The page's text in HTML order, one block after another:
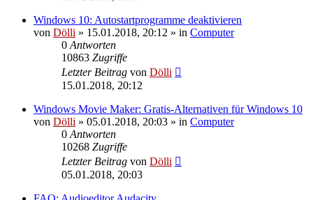
Windows 10: Autostartprogramme deaktivieren
von Dölli » 15.01.2018, 20:12 » in Computer
0 Antworten
10863 Zugriffe
Letzter Beitrag von Dölli
15.01.2018, 20:12
Windows Movie Maker: Gratis-Alternativen für Windows 10
von Dölli » 05.01.2018, 20:03 » in Computer
0 Antworten
10268 Zugriffe
Letzter Beitrag von Dölli
05.01.2018, 20:03